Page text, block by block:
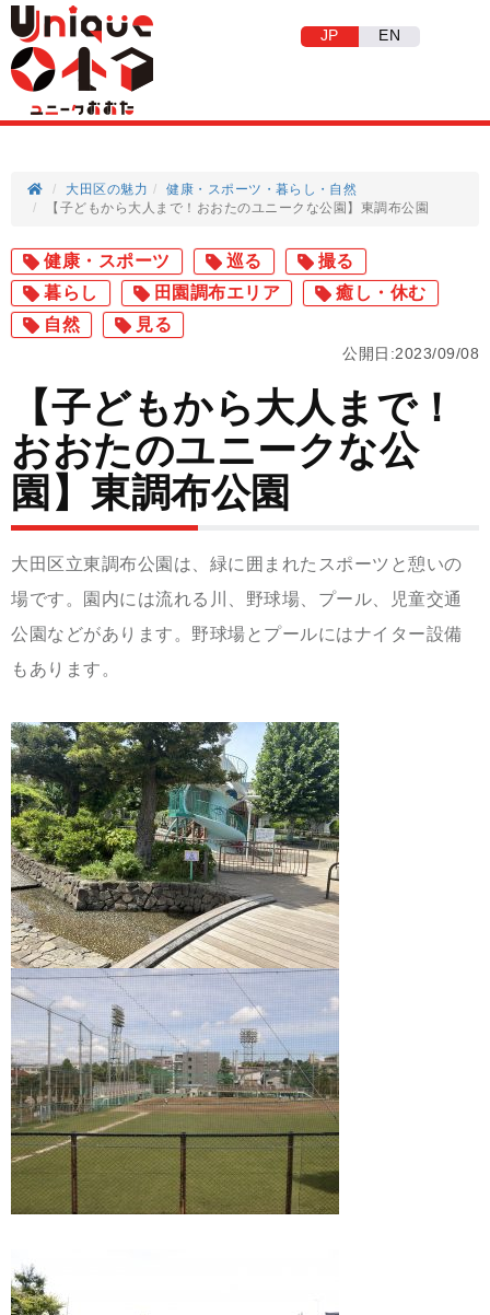
JP EN
大田区の魅力 健康・スポーツ 暮らし
自然
【子どもから大人まで！おおたのユニークな公園】東調布公園
健康・スポーツ 巡る
撮る
暮らし
田園調布エリア
癒し・休む
自然
見る
公開日:2023/09/08
【子どもから大人まで！
おおたのユニークな公
園】東調布公園
大田区立東調布公園は、緑に囲まれたスポーツと憩いの
場です。園内には流れる川、野球場、プール、児童交通
公園などがあります。野球場とプールにはナイター設備
もあります。